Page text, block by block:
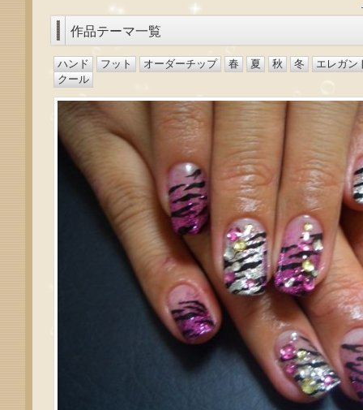
作品テーマ一覧
ハンド フット オーダーチップ 春 夏 秋 冬
エレガン
クール